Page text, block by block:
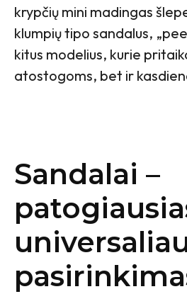
krypčių mini madingas
klumpių tipo sandalus,
kitus modelius, kurie
atostogoms, bet ir
Sandalai –